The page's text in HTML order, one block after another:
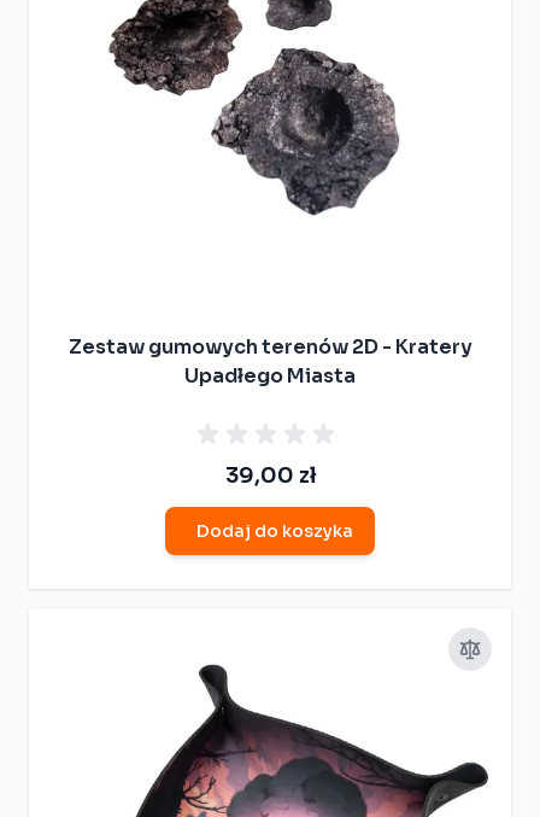
Zestaw gumowych terenów 2D - Kratery
Upadłego Miasta
39,00 zł
Dodaj do koszyka